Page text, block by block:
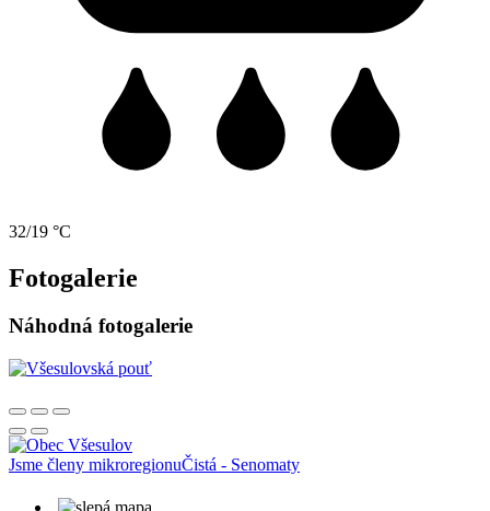
32/19 °C
Fotogalerie
Náhodná fotogalerie
Jsme členy mikroregionuČistá - Senomaty